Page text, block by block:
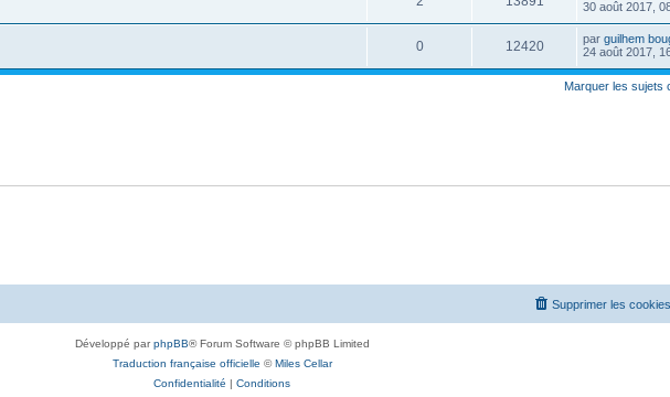
30 août 2017,
0 12420 par guilhem
24 août 2017,
Marquer les sujets
Supprimer les cookies
Développé parphpBB® Forum Software © phpBB Limited
Traduction française officielle ©Miles Cellar
Confidentialité | Conditions